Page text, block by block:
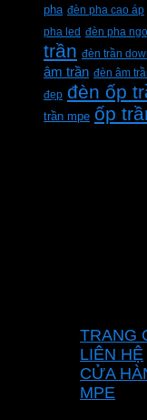
pha đèn pha cao áp
pha led đèn pha
trần đèn trần
âm trần đèn âm
đẹp đèn ốp
trần mpe ốp
TRANG
LIÊN HỆ
CỬA
MPE